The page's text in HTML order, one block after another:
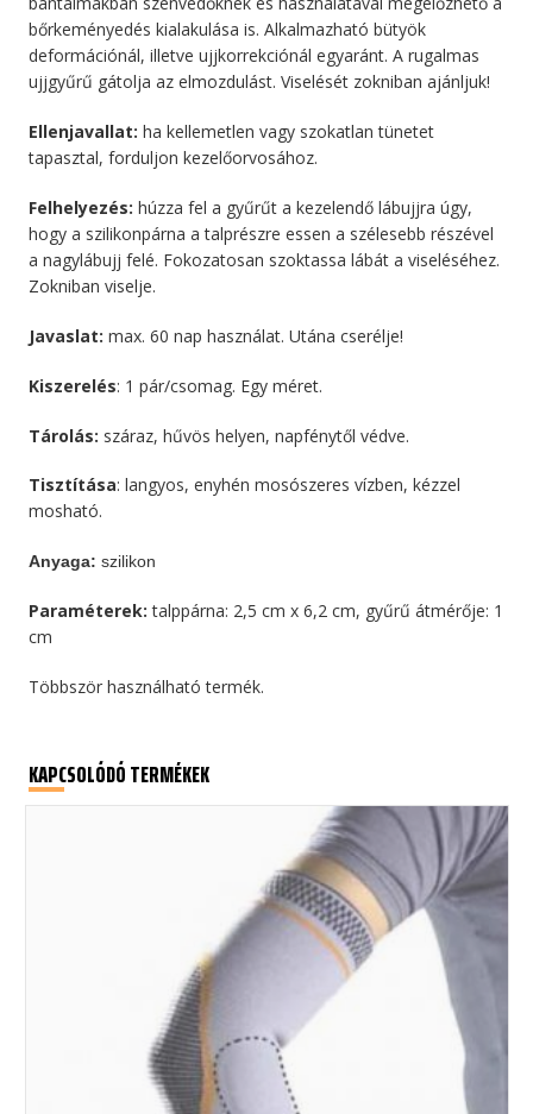
bőrkeményedés kialakulása is. Alkalmazható bütyök
deformációnál, illetve ujjkorrekciónál egyaránt. A rugalmas
ujjgyűrű gátolja az elmozdulást. Viselését zokniban ajánljuk!
Ellenjavallat: ha kellemetlen vagy szokatlan tünetet
tapasztal, forduljon kezelőorvosához.
Felhelyezés: húzza fel a gyűrűt a kezelendő lábujjra úgy,
hogy a szilikonpárna a talprészre essen a szélesebb részével
a nagylábujj felé. Fokozatosan szoktassa lábát a viseléséhez.
Zokniban viselje.
Javaslat: max. 60 nap használat. Utána cserélje!
Kiszerelés: 1 pár/csomag. Egy méret.
Tárolás: száraz, hűvös helyen, napfénytől védve.
Tisztítása: langyos, enyhén mosószeres vízben, kézzel
mosható.
Anyaga: szilikon
Paraméterek:talppárna: 2,5 cm x 6,2 cm, gyűrű átmérője: 1
cm
Többször használható termék.
KAPCSOLÓDÓ TERMÉKEK